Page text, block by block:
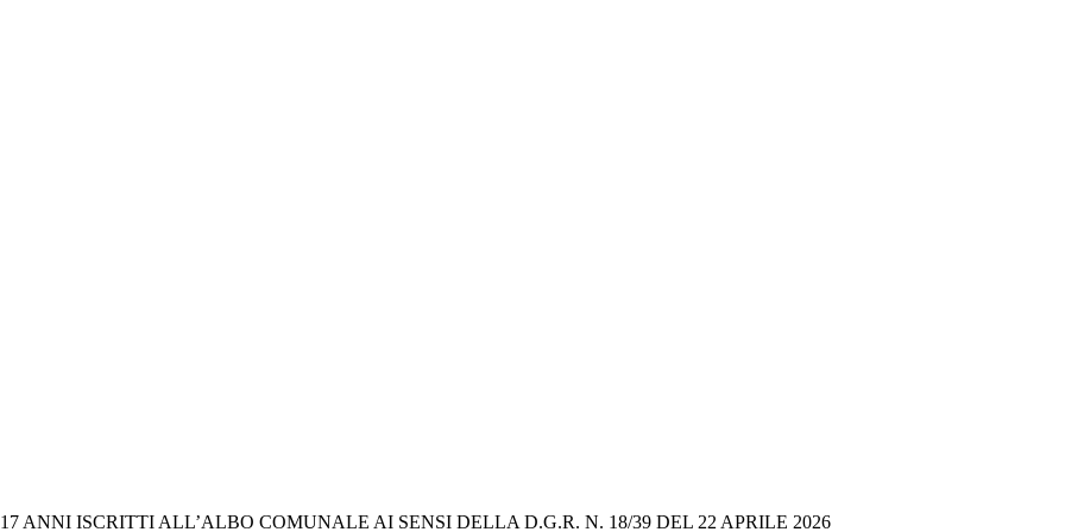
ANNI ISCRITTI ALL’ALBO COMUNALE AI SENSI DELLA D.G.R. N. 18/39 DEL 22 APRILE 2026